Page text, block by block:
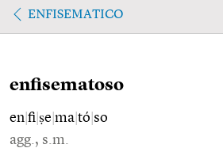
ENFISEMATICO
enfisematoso
en fi ṣe ma tó so
agg., s.m.